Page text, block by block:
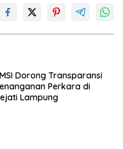
Dorong Transparansi
Perkara di
Lampung